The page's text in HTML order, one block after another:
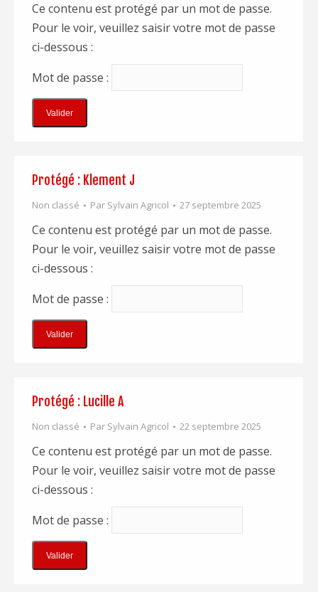
Ce contenu est protégé par un mot de passe.
Pour le voir, veuillez saisir votre mot de passe
ci-dessous :
Mot de passe :
Protégé : Klement J
Non classé Par Sylvain Agricol 27 septembre 2025
Ce contenu est protégé par un mot de passe.
Pour le voir, veuillez saisir votre mot de passe
ci-dessous :
Mot de passe :
Protégé : Lucille A
Non classé Par Sylvain Agricol 22 septembre 2025
Ce contenu est protégé par un mot de passe.
Pour le voir, veuillez saisir votre mot de passe
ci-dessous :
Mot de passe :